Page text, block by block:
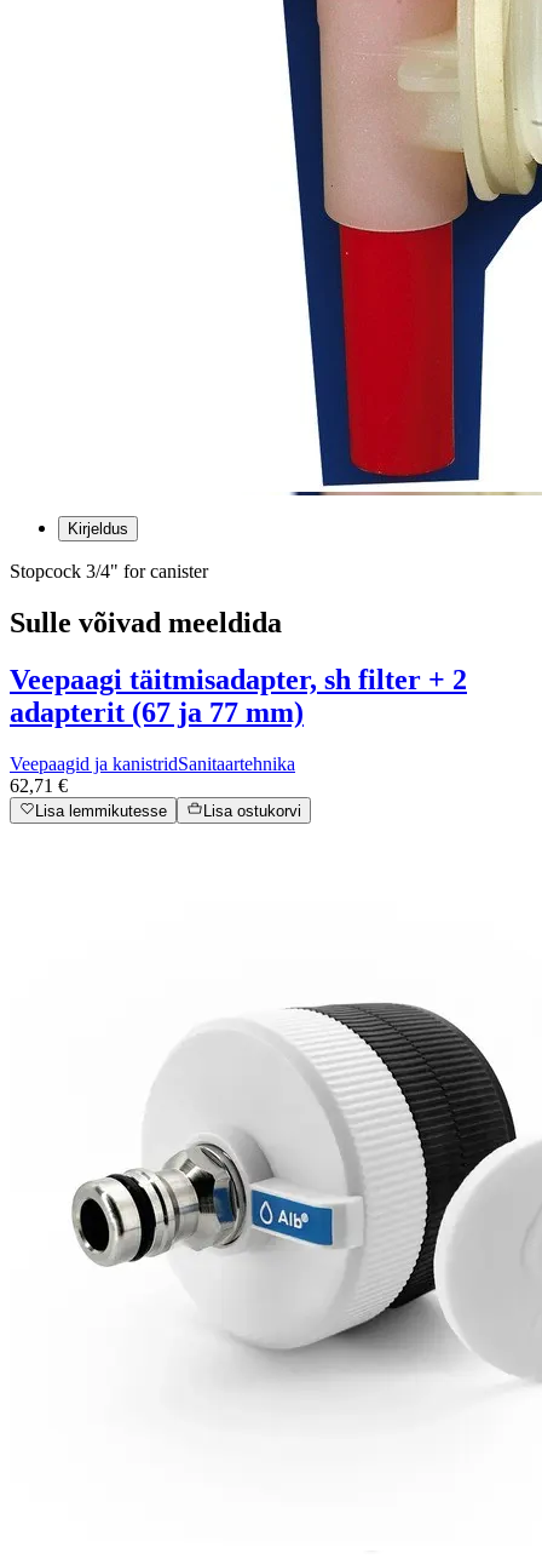
Kirjeldus
Stopcock 3/4" for canister
Sulle võivad meeldida
Veepaagi täitmisadapter, sh filter + 2
adapterit (67 ja 77 mm)
Veepaagid ja kanistridSanitaartehnika
62,71 €
Lisa lemmikutesse Lisa ostukorvi